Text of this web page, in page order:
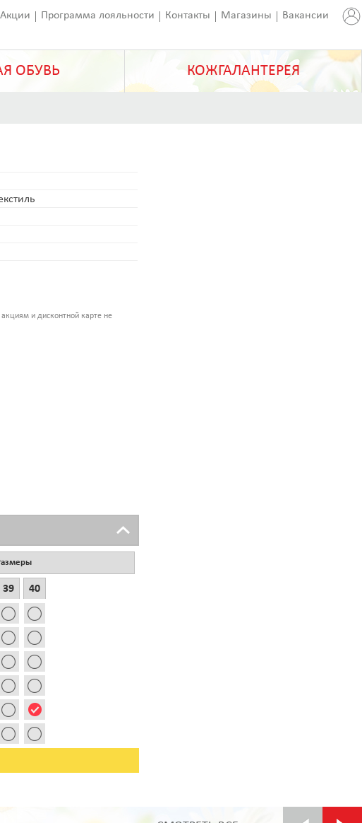
Акции Программа лояльности Контакты Магазины Вакансии
ОБУВЬ КОЖГАЛАНТЕРЕЯ
и дисконтной карте не
39 40